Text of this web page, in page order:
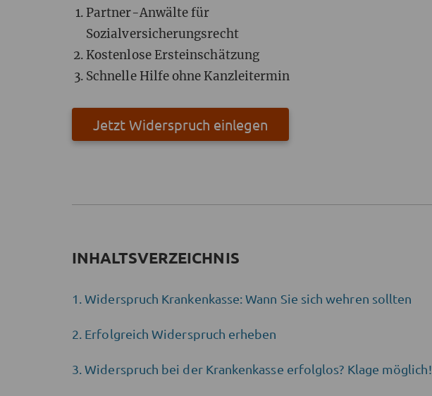
Partner-Anwälte für
Sozialversicherungsrecht
Kostenlose Ersteinschätzung
Schnelle Hilfe ohne Kanzleitermin
Jetzt Widerspruch einlegen
INHALTSVERZEICHNIS
Widerspruch Krankenkasse: Wann Sie sich wehren sollten
Erfolgreich Widerspruch erheben
Widerspruch bei der Krankenkasse erfolglos? Klage möglich!